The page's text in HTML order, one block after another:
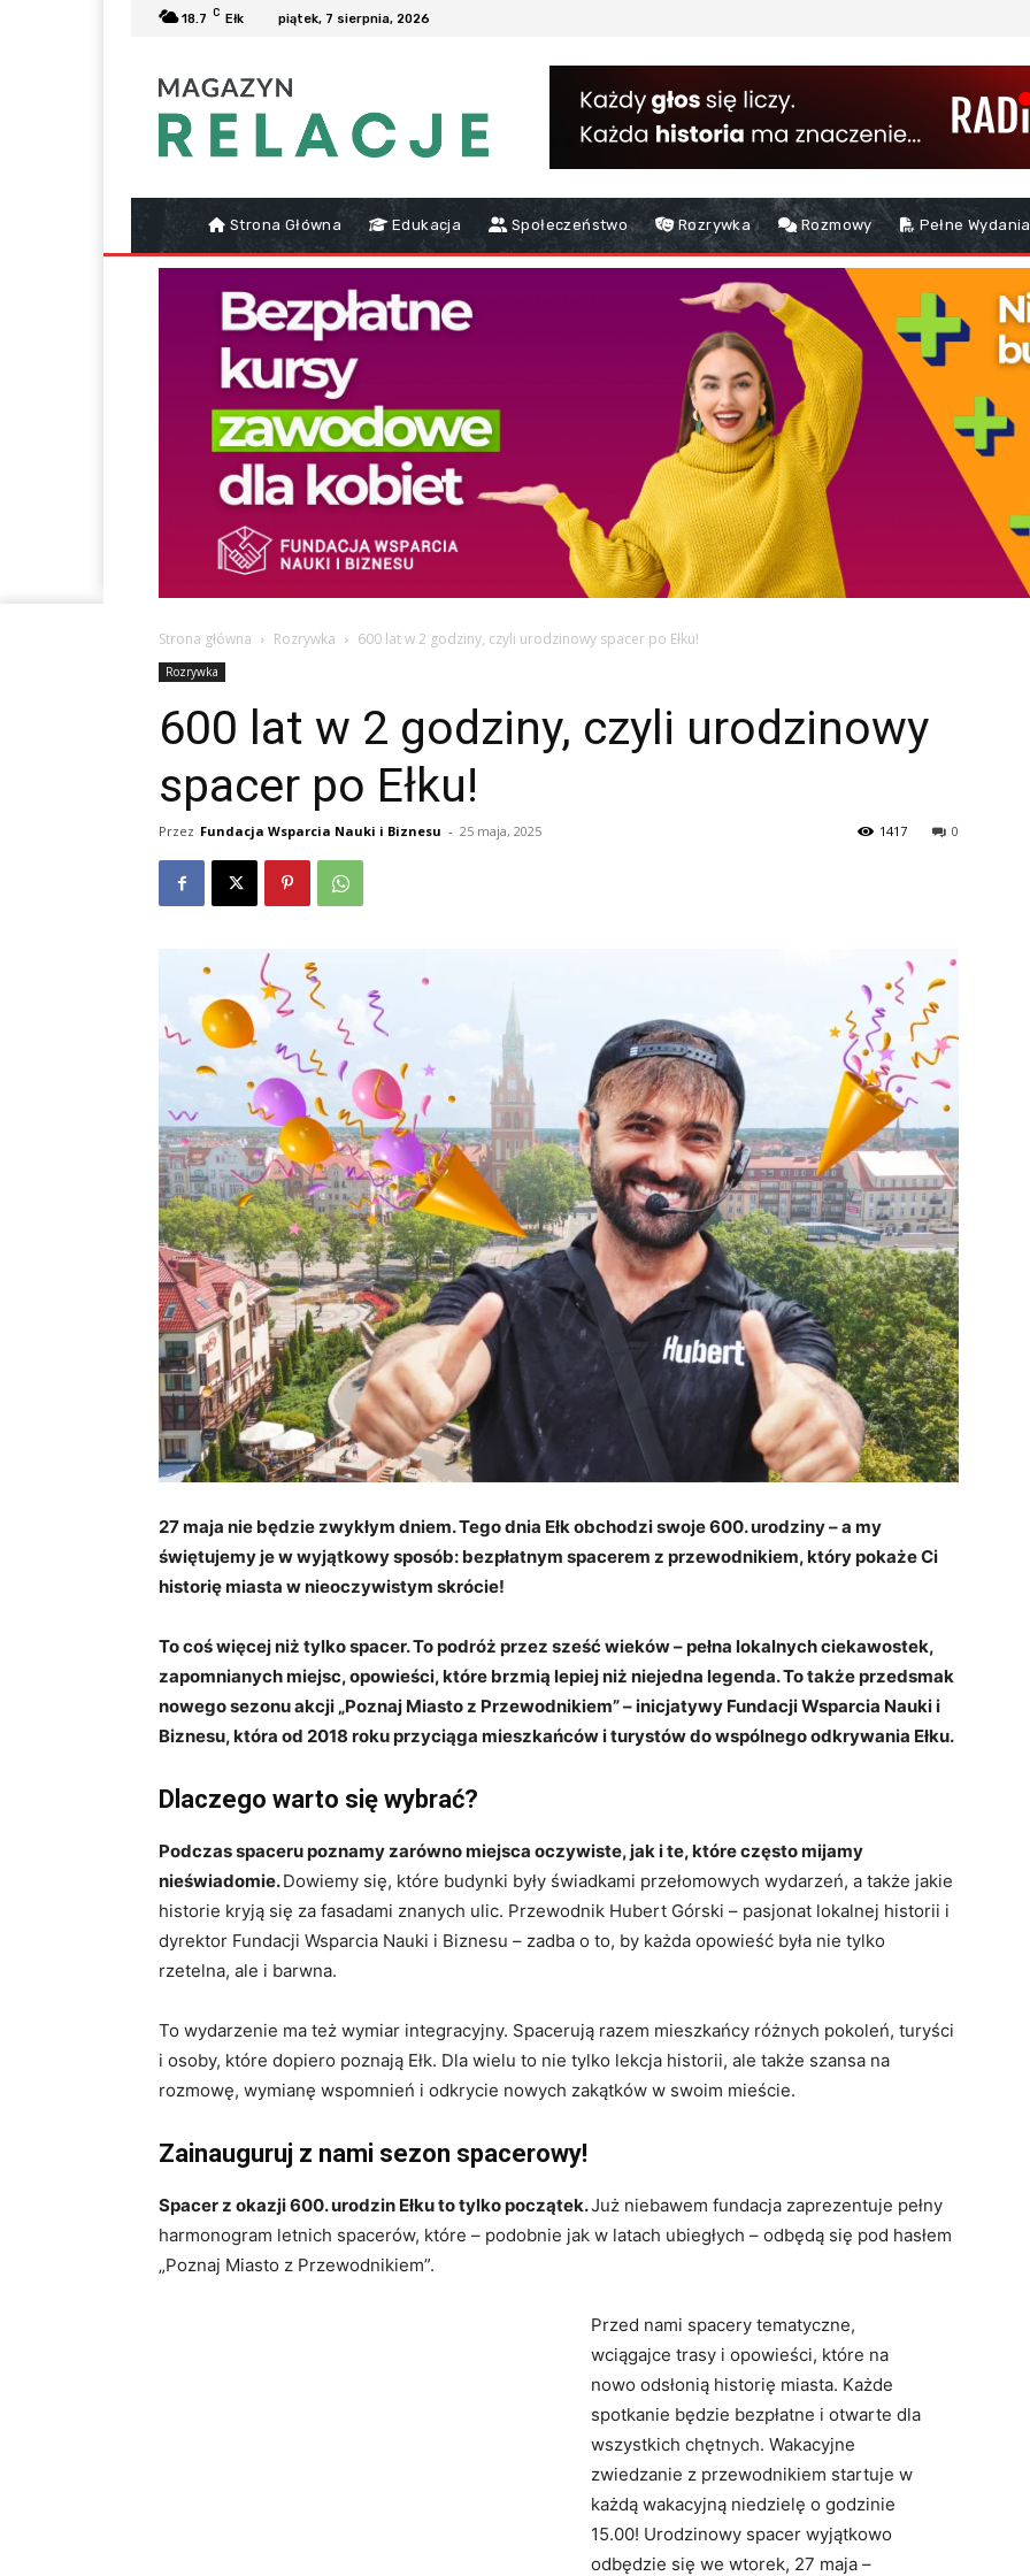
18.7 C Ełk piątek, 7 sierpnia, 2026
Strona Główna Edukacja Społeczeństwo Rozrywka Rozmowy Pełne
Strona główna Rozrywka 600 lat w 2 godziny, czyli urodzinowy spacer po Ełku!
Rozrywka
600 lat w 2 godziny, czyli urodzinowy
spacer po Ełku!
Przez Fundacja Wsparcia Nauki i Biznesu - 25 maja, 2025 0
1417
27 maja nie będzie zwykłym dniem. Tego dnia Ełk obchodzi swoje 600. urodziny – a my
świętujemy je w wyjątkowy sposób: bezpłatnym spacerem z przewodnikiem, który pokaże Ci
historię miasta w nieoczywistym skrócie!
To coś więcej niż tylko spacer. To podróż przez sześć wieków – pełna lokalnych ciekawostek,
zapomnianych miejsc, opowieści, które brzmią lepiej niż niejedna legenda. To także przedsmak
nowego sezonu akcji „Poznaj Miasto z Przewodnikiem” – inicjatywy Fundacji Wsparcia Nauki i
Biznesu, która od 2018 roku przyciąga mieszkańców i turystów do wspólnego odkrywania Ełku.
Dlaczego warto się wybrać?
Podczas spaceru poznamy zarówno miejsca oczywiste, jak i te, które często mijamy
nieświadomie.Dowiemy się, które budynki były świadkami przełomowych wydarzeń, a także jakie
historie kryją się za fasadami znanych ulic. Przewodnik Hubert Górski – pasjonat lokalnej historii i
dyrektor Fundacji Wsparcia Nauki i Biznesu – zadba o to, by każda opowieść była nie tylko
rzetelna, ale i barwna.
To wydarzenie ma też wymiar integracyjny. Spacerują razem mieszkańcy różnych pokoleń, turyści
i osoby, które dopiero poznają Ełk. Dla wielu to nie tylko lekcja historii, ale także szansa na
rozmowę, wymianę wspomnień i odkrycie nowych zakątków w swoim mieście.
Zainauguruj z nami sezon spacerowy!
Spacer z okazji 600. urodzin Ełku to tylko początek.Już niebawem fundacja zaprezentuje pełny
harmonogram letnich spacerów, które – podobnie jak w latach ubiegłych – odbędą się pod hasłem
„Poznaj Miasto z Przewodnikiem”.
Przed nami spacery tematyczne,
wciągajce trasy i opowieści, które na
nowo odsłonią historię miasta. Każde
spotkanie będzie bezpłatne i otwarte dla
wszystkich chętnych. Wakacyjne
zwiedzanie z przewodnikiem startuje w
każdą wakacyjną niedzielę o godzinie
15.00! Urodzinowy spacer wyjątkowo
odbędzie się we wtorek, 27 maja –